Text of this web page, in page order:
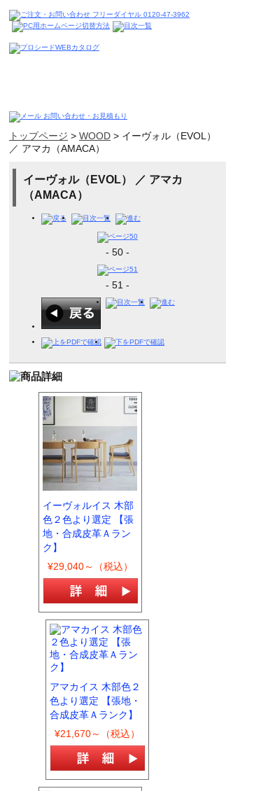
トップページ > WOOD > イーヴォル（EVOL）
／ アマカ（AMACA）
イーヴォル（EVOL） ／ アマカ
（AMACA）
- 50 -
- 51 -
イーヴォルイス 木部
色２色より選定 【張
地・合成皮革Ａラン
ク】
¥29,040～（税込）
アマカイス 木部色２
色より選定 【張地・
合成皮革Ａランク】
¥21,670～（税込）